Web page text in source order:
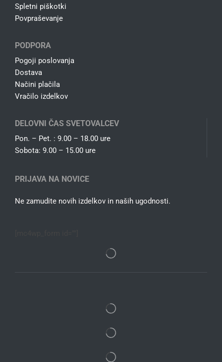
Spletni piškotki
Povpraševanje
PODPORA
Pogoji poslovanja
Dostava
Načini plačila
Vračilo izdelkov
DELOVNI ČAS SVETOVALCEV
Pon. – Pet. : 9.00 – 18.00 ure
Sobota: 9.00 – 15.00 ure
PRIJAVA NA NOVICE
Ne zamudite novih izdelkov in naših ugodnosti.